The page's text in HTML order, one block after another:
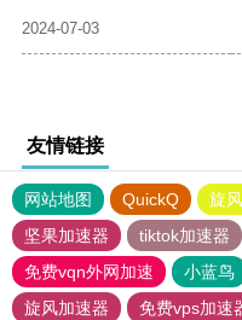
2024-07-03
友情链接
网站地图 QuickQ 旋
坚果加速器
tiktok加速器
免费vqn外网加速
小蓝鸟
旋风加速器
免费vps加速